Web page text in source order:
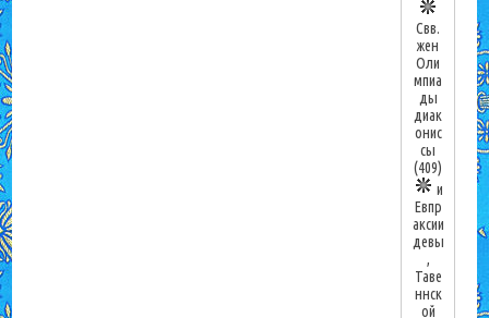
Свв.
жен
Оли
мпиа
ды
диак
онис
сы
(409)
и
Евпр
аксии
девы
,
Таве
ннск
ой